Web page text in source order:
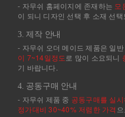
- 자무쉬 홈페이지에 존재하는 모
이 되니 디자인 선택 후 소재 선
3. 제작 안내
- 자무쉬 오더 메이드 제품은 일
이 7~14일정도 로 많이 소요되니
기 바랍니다.
4. 공동구매 안내
- 자무쉬 제품 중 공동구매를 실
정가대비 30~40% 저렴한 가격